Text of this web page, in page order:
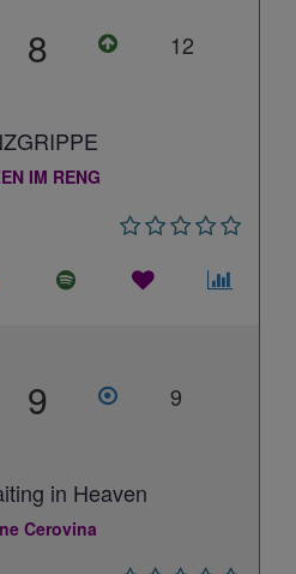
8 12
IM RENG
9 9
in Heaven
Cerovina